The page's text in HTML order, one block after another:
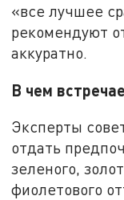
«все лучшее
рекомендуют
аккуратно.
В чем
Эксперты
отдать
зеленого,
фиолетового